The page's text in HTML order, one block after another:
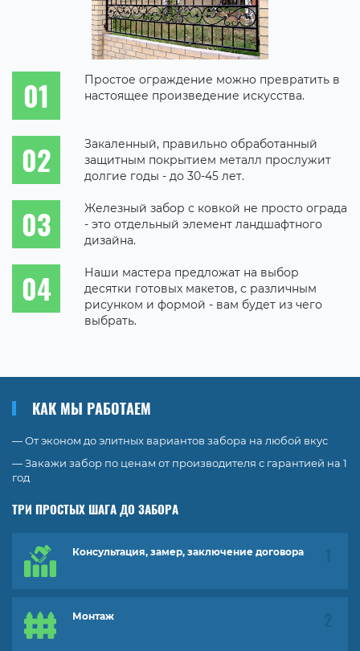
Простое ограждение можно превратить в
настоящее произведение искусства.
Закаленный, правильно обработанный
защитным покрытием металл прослужит
долгие годы - до 30-45 лет.
Железный забор с ковкой не просто ограда
- это отдельный элемент ландшафтного
дизайна.
Наши мастера предложат на выбор
десятки готовых макетов, с различным
рисунком и формой - вам будет из чего
выбрать.
КАК МЫ РАБОТАЕМ
— От эконом до элитных вариантов забора на любой вкус
— Закажи забор по ценам от производителя с гарантией на 1
год
ТРИ ПРОСТЫХ ШАГА ДО ЗАБОРА
Консультация, замер, заключение договора
Монтаж